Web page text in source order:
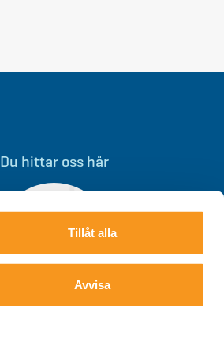
Tillåt alla
Avvisa
Du hittar oss här